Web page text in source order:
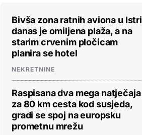
Bivša zona ratnih aviona u Istri
danas je omiljena plaža, a na
starim crvenim pločicam
planira se hotel
NEKRETNINE
Raspisana dva mega natječaja
za 80 km cesta kod susjeda,
gradi se spoj na europsku
prometnu mrežu